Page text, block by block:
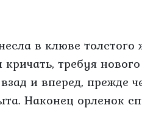
в клюве
требуя
и вперед, прежде
Наконец орленок